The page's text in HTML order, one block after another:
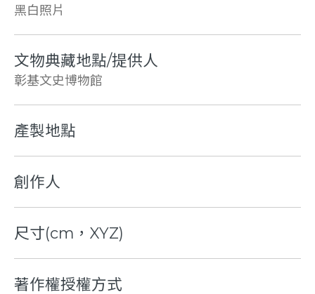
黑白照片
文物典藏地點/提供人
彰基文史博物館
產製地點
創作人
尺寸(cm，XYZ)
著作權授權方式